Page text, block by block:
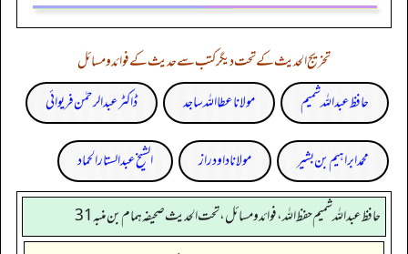
تخریج الحدیث کے تحت دیگر کتب سے حدیث کے فوائد و مسائل
حافظ عبداللہ شمیم
مولانا عطا اللہ ساجد ڈاکٹر عبدالرحمٰن فریوائی
محمد ابراہیم بن بشیر مولانا داود راز الشیخ عبدالستار الحماد
حافظ عبدالله شميم حفظ الله، فوائد و مسائل، تحت الحديث صحيفه همام بن منبه 31